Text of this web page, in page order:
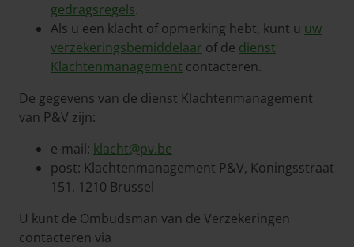
gedragsregels.
Als u een klacht of opmerking hebt, kunt u uw
verzekeringsbemiddelaar of de dienst
Klachtenmanagement contacteren.
De gegevens van de dienst Klachtenmanagement
van P&V zijn:
e-mail: klacht@pv.be
post: Klachtenmanagement P&V, Koningsstraat
151, 1210 Brussel
U kunt de Ombudsman van de Verzekeringen
contacteren via